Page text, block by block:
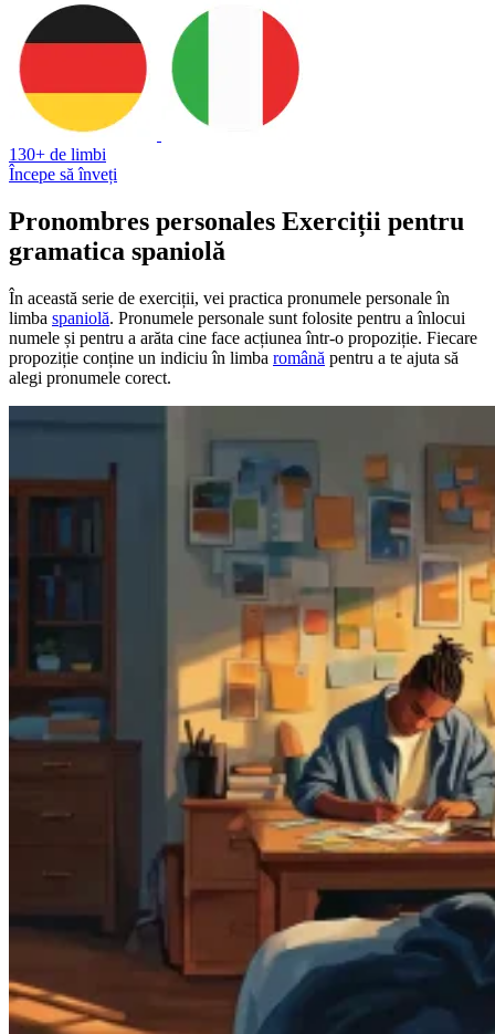
130+ de limbi
Începe să înveți
Pronombres personales Exerciții pentru
gramatica spaniolă
În această serie de exerciții, vei practica pronumele personale în
limba spaniolă. Pronumele personale sunt folosite pentru a înlocui
numele și pentru a arăta cine face acțiunea într-o propoziție. Fiecare
propoziție conține un indiciu în limba română pentru a te ajuta să
alegi pronumele corect.